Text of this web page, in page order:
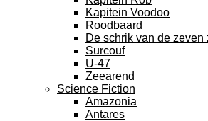
Kapitein Voodoo
Roodbaard
De schrik van de zeven
Surcouf
U-47
Zeearend
Science Fiction
Amazonia
Antares